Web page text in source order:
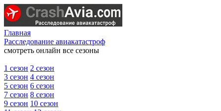
Главная
Расследование авиакатастроф
смотреть онлайн все сезоны
1 сезон 2 сезон
3 сезон 4 сезон
5 сезон 6 сезон
7 сезон 8 сезон
9 сезон 10 сезон